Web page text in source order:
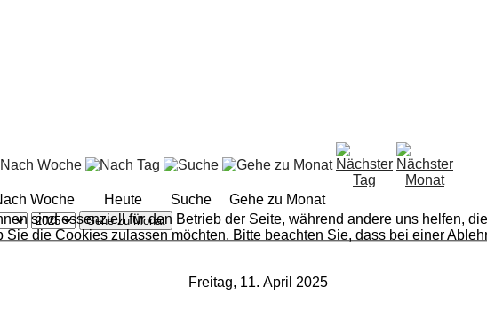
Woche Heute Suche Gehe zu Monat
Gehe zu Monat
Freitag, 11. April 2025
sind essenziell für den Betrieb der Seite, während andere uns helfen,
die Cookies zulassen möchten. Bitte beachten Sie, dass bei einer